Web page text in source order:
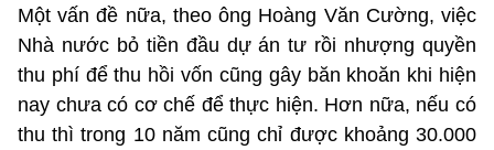
Một vấn đề nữa, theo ông Hoàng Văn Cường, việc
Nhà nước bỏ tiền đầu dự án tư rồi nhượng quyền
thu phí để thu hồi vốn cũng gây băn khoăn khi hiện
nay chưa có cơ chế để thực hiện. Hơn nữa, nếu có
thu thì trong 10 năm cũng chỉ được khoảng 30.000